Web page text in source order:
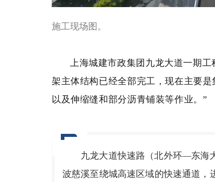
施工现场图。
上海城建市政集团九龙大道一期
架主体结构已经全部完工，现在主要
以及伸缩缝和部分沥青铺装等作业。”
九龙大道快速路（北外环—东海
波慈溪至绕城高速区域的快速通道，